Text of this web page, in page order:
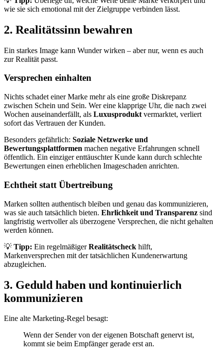
wie sie sich emotional mit der Zielgruppe verbinden lässt.
2. Realitätssinn bewahren
Ein starkes Image kann Wunder wirken – aber nur, wenn es auch
zur Realität passt.
Versprechen einhalten
Nichts schadet einer Marke mehr als eine große Diskrepanz
zwischen Schein und Sein. Wer eine klapprige Uhr, die nach zwei
Wochen auseinanderfällt, als Luxusprodukt vermarktet, verliert
sofort das Vertrauen der Kunden.
Besonders gefährlich: Soziale Netzwerke und
Bewertungsplattformen machen negative Erfahrungen schnell
öffentlich. Ein einziger enttäuschter Kunde kann durch schlechte
Bewertungen einen erheblichen Imageschaden anrichten.
Echtheit statt Übertreibung
Marken sollten authentisch bleiben und genau das kommunizieren,
was sie auch tatsächlich bieten. Ehrlichkeit und Transparenz sind
langfristig wertvoller als überzogene Versprechen, die nicht gehalten
werden können.
💡 Tipp: Ein regelmäßigerRealitätscheck hilft,
Markenversprechen mit der tatsächlichen Kundenerwartung
abzugleichen.
3. Geduld haben und kontinuierlich
kommunizieren
Eine alte Marketing-Regel besagt:
Wenn der Sender von der eigenen Botschaft genervt ist,
kommt sie beim Empfänger gerade erst an.